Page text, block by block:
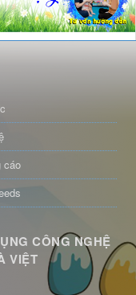
cáo
CÔNG NGHỆ
VIỆT